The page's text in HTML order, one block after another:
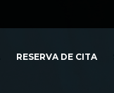
RESERVA DE CITA